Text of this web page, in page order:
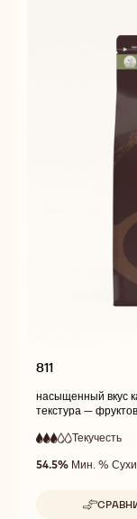
811
насыщенный вкус
текстура —
3
out
Текучесть
54.5% Мин. %
-